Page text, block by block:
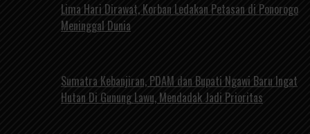
Lima Hari Dirawat, Korban Ledakan Petasan di Ponorogo
Meninggal Dunia
Sumatra Kebanjiran, PDAM dan Bupati Ngawi Baru Ingat
Hutan Di Gunung Lawu, Mendadak Jadi Prioritas